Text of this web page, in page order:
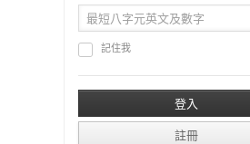
記住我